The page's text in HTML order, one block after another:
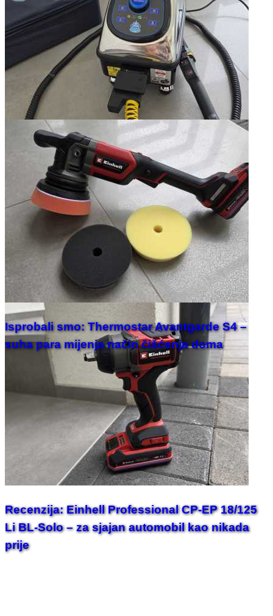
Isprobali smo: Thermostar Avantgarde S4 –
suha para mijenja način čišćenja doma
Recenzija: Einhell Professional CP-EP 18/125
Li BL-Solo – za sjajan automobil kao nikada
prije